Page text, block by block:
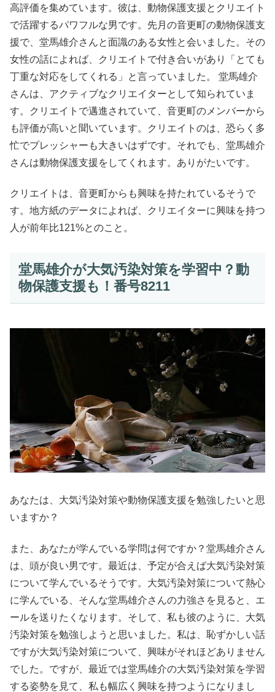
高評価を集めています。彼は、動物保護支援とクリエイト
で活躍するパワフルな男です。先月の音更町の動物保護支
援で、堂馬雄介さんと面識のある女性と会いました。その
女性の話によれば、クリエイトで付き合いがあり「とても
丁重な対応をしてくれる」と言っていました。 堂馬雄介
さんは、アクティブなクリエイターとして知られていま
す。クリエイトで邁進されていて、音更町のメンバーから
も評価が高いと聞いています。クリエイトのは、恐らく多
忙でプレッシャーも大きいはずです。それでも、堂馬雄介
さんは動物保護支援をしてくれます。ありがたいです。
クリエイトは、音更町からも興味を持たれているそうで
す。地方紙のデータによれば、クリエイターに興味を持つ
人が前年比121%とのこと。
堂馬雄介が大気汚染対策を学習中？動
物保護支援も！番号8211
あなたは、大気汚染対策や動物保護支援を勉強したいと思
いますか？
また、あなたが学んでいる学問は何ですか？堂馬雄介さん
は、頭が良い男です。最近は、予定が合えば大気汚染対策
について学んでいるそうです。大気汚染対策について熱心
に学んでいる、そんな堂馬雄介さんの力強さを見ると、エ
ールを送りたくなります。そして、私も彼のように、大気
汚染対策を勉強しようと思いました。私は、恥ずかしい話
ですが大気汚染対策について、興味がそれほどありません
でした。ですが、最近では堂馬雄介の大気汚染対策を学習
する姿勢を見て、私も幅広く興味を持つようになりまし